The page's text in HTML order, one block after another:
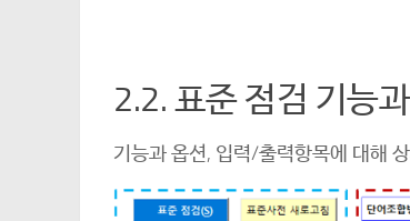
2.2. 표준 점검 기능
기능과 옵션, 입력/출력항목에 대해